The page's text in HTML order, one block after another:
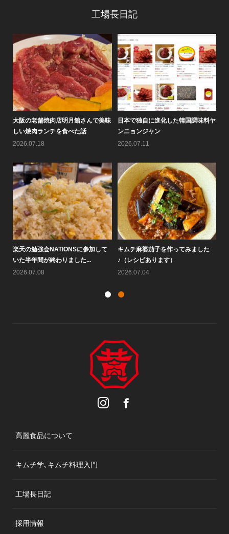
工場長日記
大阪の老舗焼肉店明月館さんで美味
しい焼肉ランチを食べた話
2026.07.18
日本で独自に進化した韓国調味料ヤ
ンニョンジャン
2026.07.11
楽天の勉強会NATIONSに参加して
いた半年間が終わりました...
2026.07.08
キムチ麻婆茄子を作ってみました
♪（レシピあります）
2026.07.04
高麗食品について
キムチ学､キムチ料理入門
工場長日記
採用情報